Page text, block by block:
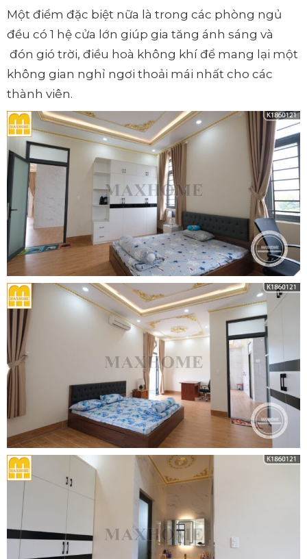
Một điểm đặc biệt nữa là trong các phòng ngủ
đều có 1 hệ cửa lớn giúp gia tăng ánh sáng và
đón gió trời, điều hoà không khí để mang lại một
không gian nghỉ ngơi thoải mái nhất cho các
thành viên.